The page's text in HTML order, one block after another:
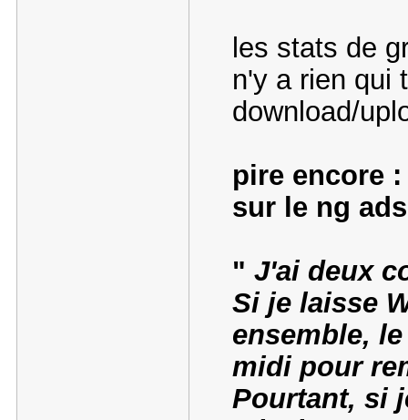
les stats de
n'y a rien qui
download/
pire encore
sur le ng
" J'ai deux
Si je laisse
ensemble,
midi pour
Pourtant, si